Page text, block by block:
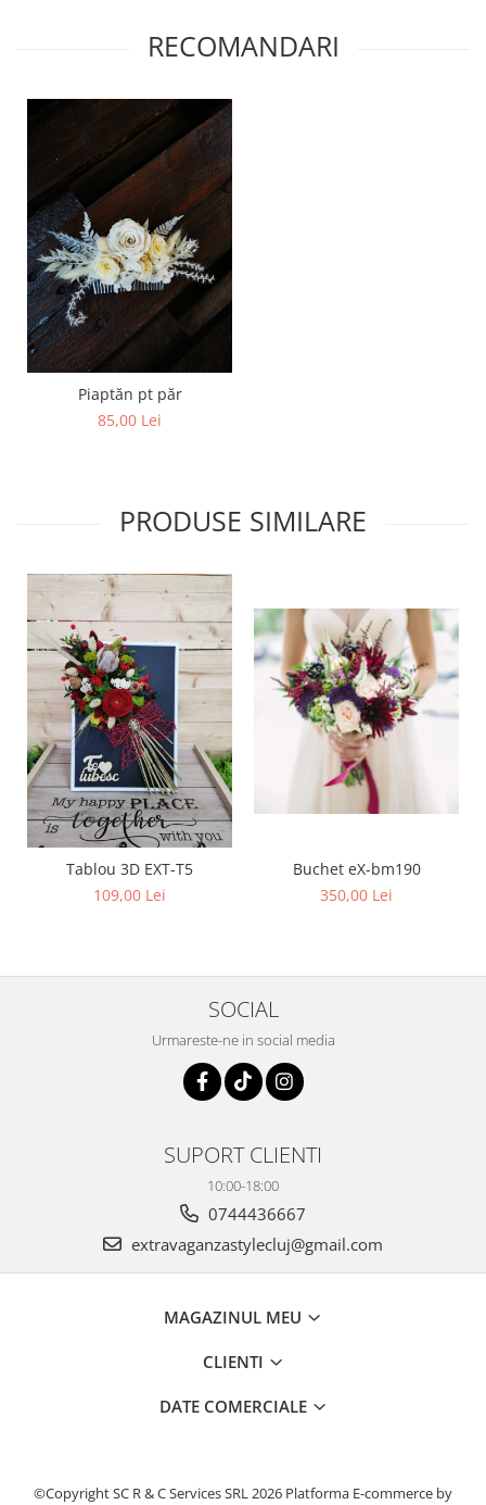
RECOMANDARI
Piaptăn pt păr
85,00 Lei
PRODUSE SIMILARE
Tablou 3D EXT-T5
109,00 Lei
Buchet eX-bm190
350,00 Lei
SOCIAL
Urmareste-ne in social media
SUPORT CLIENTI
10:00-18:00
0744436667
extravaganzastylecluj@gmail.com
MAGAZINUL MEU
CLIENTI
DATE COMERCIALE
©Copyright SC R & C Services SRL 2026 Platforma E-commerce by